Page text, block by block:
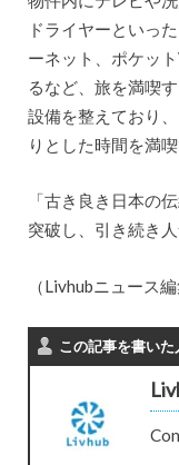
ドライヤーといっ
ーネット、ポケッ
るなど、旅を満喫
設備を整えており
りとした時間を満
「古き良き日本の
突破し、引き続き
（Livhubニュース編
この記事を書いた